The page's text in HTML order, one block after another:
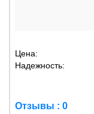
Цена:
Надежность:
Отзывы : 0